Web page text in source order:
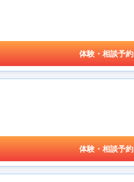
体験・相談予約
体験・相談予約